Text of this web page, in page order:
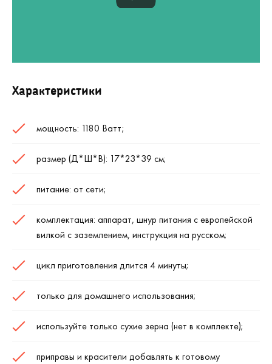
Характеристики
мощность: 1180 Ватт;
размер (Д*Ш*В): 17*23*39 см;
питание: от сети;
комплектация: аппарат, шнур питания с европейской
вилкой с заземлением, инструкция на русском;
цикл приготовления длится 4 минуты;
только для домашнего использования;
используйте только сухие зерна (нет в комплекте);
приправы и красители добавлять к готовому